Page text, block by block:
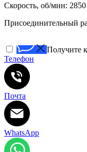
Скорость, об/мин: 2850
Присоединительный
Получите
Телефон
Почта
WhatsApp